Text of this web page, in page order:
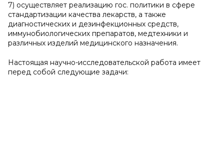
7) осуществляет реализацию гос. политики в сфере
стандартизации качества лекарств, а также
диагностических и дезинфекционных средств,
иммунобиологических препаратов, медтехники и
различных изделий медицинского назначения.
Настоящая научно-исследовательской работа имеет
перед собой следующие задачи: